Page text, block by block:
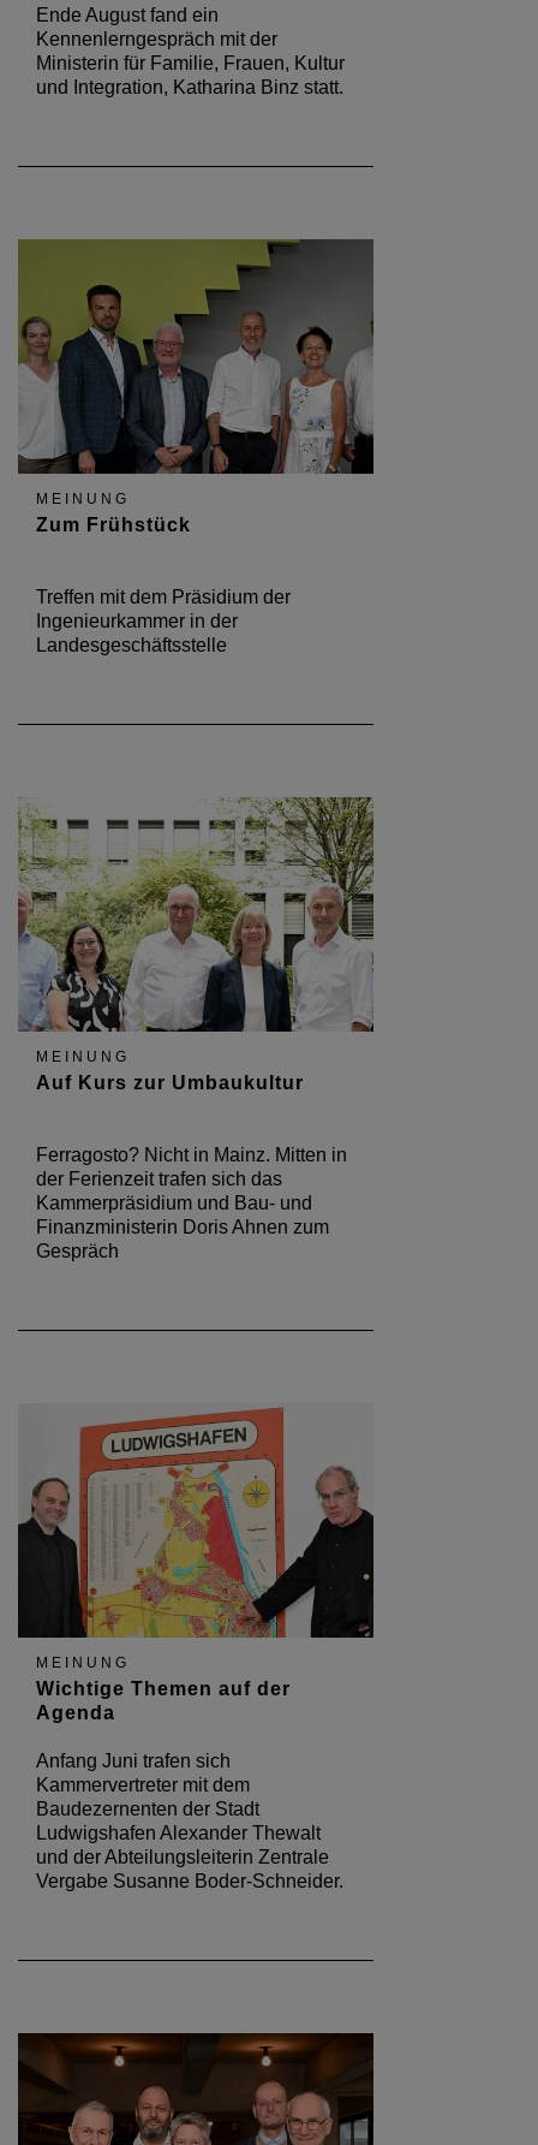
Ende August fand ein
Kennenlerngespräch mit der
Ministerin für Familie, Frauen, Kultur
und Integration, Katharina Binz statt.
MEINUNG
Zum Frühstück
Treffen mit dem Präsidium der
Ingenieurkammer in der
Landesgeschäftsstelle
MEINUNG
Auf Kurs zur Umbaukultur
Ferragosto? Nicht in Mainz. Mitten in
der Ferienzeit trafen sich das
Kammerpräsidium und Bau- und
Finanzministerin Doris Ahnen zum
Gespräch
MEINUNG
Wichtige Themen auf der
Agenda
Anfang Juni trafen sich
Kammervertreter mit dem
Baudezernenten der Stadt
Ludwigshafen Alexander Thewalt
und der Abteilungsleiterin Zentrale
Vergabe Susanne Boder-Schneider.